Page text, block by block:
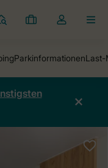
Meine
Dropdown-
öffnen